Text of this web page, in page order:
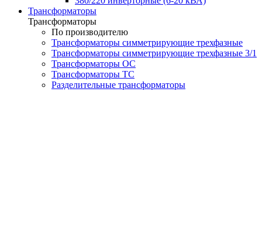
Трансформаторы
Трансформаторы
По производителю
Трансформаторы симметрирующие трехфазные
Трансформаторы симметрирующие трехфазные 3/1
Трансформаторы ОС
Трансформаторы ТС
Разделительные трансформаторы